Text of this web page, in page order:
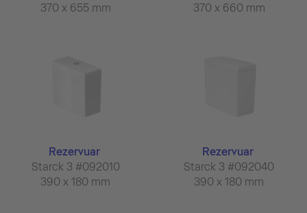
370 x 655 mm
370 x 660 mm
Rezervuar
Starck 3 #092010
390 x 180 mm
Rezervuar
Starck 3 #092040
390 x 180 mm